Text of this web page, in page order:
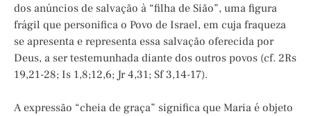
dos anúncios de salvação à “filha de Sião”, uma figura
frágil que personifica o Povo de Israel, em cuja fraqueza
se apresenta e representa essa salvação oferecida por
Deus, a ser testemunhada diante dos outros povos (cf. 2Rs
19,21-28; Is 1,8;12,6; Jr 4,31; Sf 3,14-17).
A expressão “cheia de graça” significa que Maria é objeto